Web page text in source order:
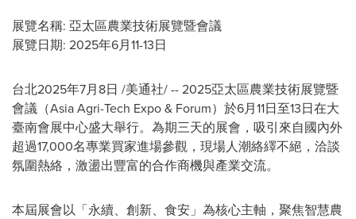
展覽名稱: 亞太區農業技術展覽暨會議
展覽日期: 2025年6月11-13日
台北2025年7月8日 /美通社/ -- 2025亞太區農業技術展覽暨
會議（Asia Agri-Tech Expo & Forum）於6月11日至13日在大
臺南會展中心盛大舉行。為期三天的展會，吸引來自國內外
超過17,000名專業買家進場參觀，現場人潮絡繹不絕，洽談
氛圍熱絡，激盪出豐富的合作商機與產業交流。
本屆展會以「永續、創新、食安」為核心主軸，聚焦智慧農